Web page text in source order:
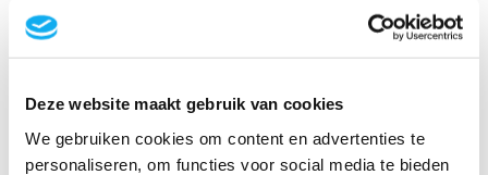
Deze website maakt gebruik van cookies
We gebruiken cookies om content en advertenties te
personaliseren, om functies voor social media te bieden
Snelle Levering
Hoge Kwaliteit
B2B Op rekening betalen
HANDLEIDING